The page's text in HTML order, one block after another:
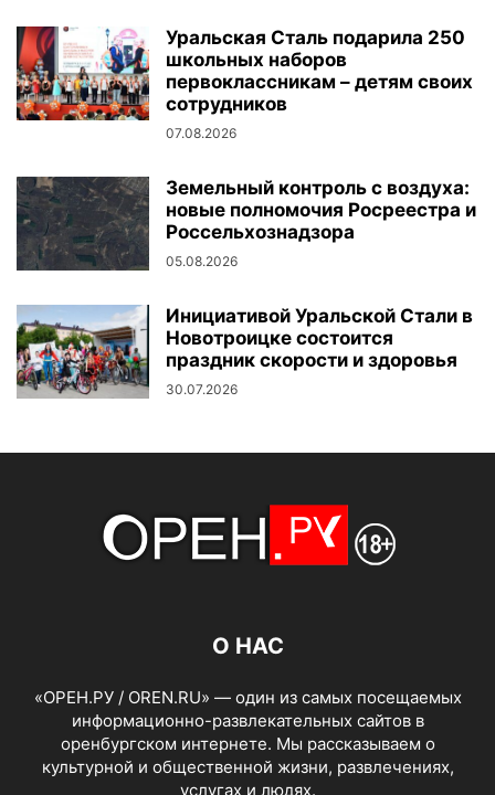
Уральская Сталь подарила 250
школьных наборов
первоклассникам – детям своих
сотрудников
07.08.2026
Земельный контроль с воздуха:
новые полномочия Росреестра и
Россельхознадзора
05.08.2026
Инициативой Уральской Стали в
Новотроицке состоится
праздник скорости и здоровья
30.07.2026
О НАС
«ОРЕН.РУ / OREN.RU» — один из самых посещаемых
информационно-развлекательных сайтов в
оренбургском интернете. Мы рассказываем о
культурной и общественной жизни, развлечениях,
услугах и людях.